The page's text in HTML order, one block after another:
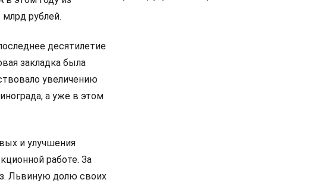
рублей.
десятилетие
закладка была
увеличению
а уже в этом
и улучшения
работе. За
Львиную долю своих